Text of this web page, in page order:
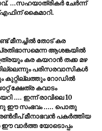
...സഹയാത്രികര്‍ ചേര്‍ന്ന്
കൈമാറി.
മീനച്ചിൽ തോട് കര
ആശങ്കയിൽ
കര കയറാൻ തക്ക മഴ
പരിസരവാസികൾ
കുറ്റില്ലത്തും റോഡിൽ
ക്ഷേത്ര കവാടം
.... ഇന്ന് രാവിലെ 10
ഈ സംഭവം ..... പൊതു
മീനാഭവൻ പകർത്തിയ
വാർത്ത യോടൊപ്പം